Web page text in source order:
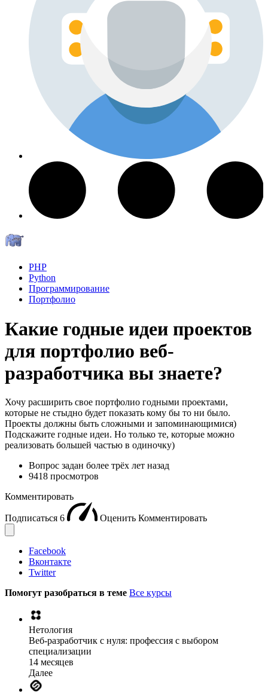
PHP
Python
Программирование
Портфолио
Какие годные идеи проектов
для портфолио веб-
разработчика вы знаете?
Хочу расширить свое портфолио годными проектами,
которые не стыдно будет показать кому бы то ни было.
Проекты должны быть сложными и запоминающимися)
Подскажите годные идеи. Но только те, которые можно
реализовать большей частью в одиночку)
Вопрос задан более трёх лет назад
9418 просмотров
Комментировать
Подписаться 6 Оценить Комментировать
Facebook
Вконтакте
Twitter
Помогут разобраться в теме Все курсы
Нетология
Веб-разработчик с нуля: профессия с выбором
специализации
14 месяцев
Далее